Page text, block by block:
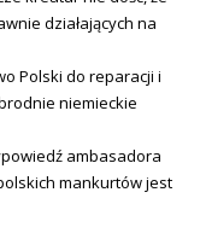
działających na
Polski do reparacji i
niemieckie
ambasadora
mankurtów jest